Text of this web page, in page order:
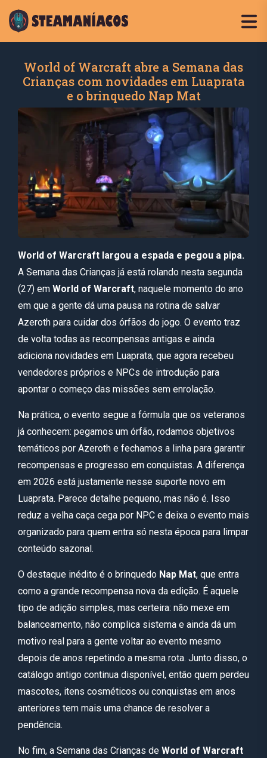
World of Warcraft abre a Semana das
Crianças com novidades em Luaprata
e o brinquedo Nap Mat
World of Warcraft largou a espada e pegou a pipa.
A Semana das Crianças já está rolando nesta segunda
(27) em World of Warcraft, naquele momento do ano
em que a gente dá uma pausa na rotina de salvar
Azeroth para cuidar dos órfãos do jogo. O evento traz
de volta todas as recompensas antigas e ainda
adiciona novidades em Luaprata, que agora recebeu
vendedores próprios e NPCs de introdução para
apontar o começo das missões sem enrolação.
Na prática, o evento segue a fórmula que os veteranos
já conhecem: pegamos um órfão, rodamos objetivos
temáticos por Azeroth e fechamos a linha para garantir
recompensas e progresso em conquistas. A diferença
em 2026 está justamente nesse suporte novo em
Luaprata. Parece detalhe pequeno, mas não é. Isso
reduz a velha caça cega por NPC e deixa o evento mais
organizado para quem entra só nesta época para limpar
conteúdo sazonal.
O destaque inédito é o brinquedo Nap Mat, que entra
como a grande recompensa nova da edição. É aquele
tipo de adição simples, mas certeira: não mexe em
balanceamento, não complica sistema e ainda dá um
motivo real para a gente voltar ao evento mesmo
depois de anos repetindo a mesma rota. Junto disso, o
catálogo antigo continua disponível, então quem perdeu
mascotes, itens cosméticos ou conquistas em anos
anteriores tem mais uma chance de resolver a
pendência.
No fim, a Semana das Crianças de World of Warcraft